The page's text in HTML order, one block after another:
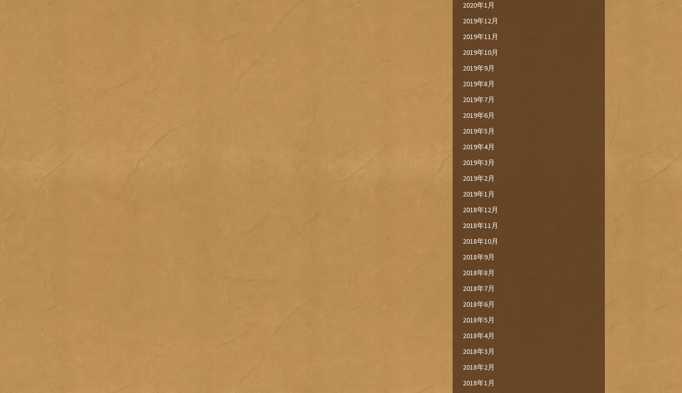
2020年1月
2019年12月
2019年11月
2019年10月
2019年9月
2019年8月
2019年7月
2019年6月
2019年5月
2019年4月
2019年3月
2019年2月
2019年1月
2018年12月
2018年11月
2018年10月
2018年9月
2018年8月
2018年7月
2018年6月
2018年5月
2018年4月
2018年3月
2018年2月
2018年1月